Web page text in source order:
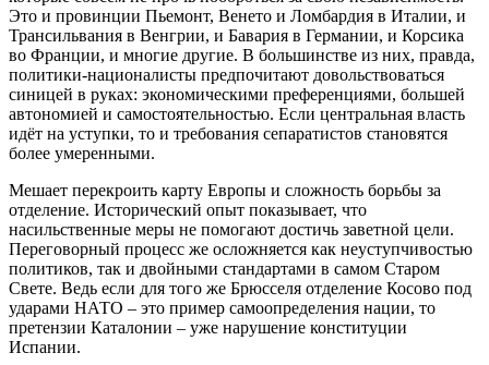
Это и провинции Пьемонт, Венето и Ломбардия в Италии, и
Трансильвания в Венгрии, и Бавария в Германии, и Корсика
во Франции, и многие другие. В большинстве из них, правда,
политики-националисты предпочитают довольствоваться
синицей в руках: экономическими преференциями, большей
автономией и самостоятельностью. Если центральная власть
идёт на уступки, то и требования сепаратистов становятся
более умеренными.
Мешает перекроить карту Европы и сложность борьбы за
отделение. Исторический опыт показывает, что
насильственные меры не помогают достичь заветной цели.
Переговорный процесс же осложняется как неуступчивостью
политиков, так и двойными стандартами в самом Старом
Свете. Ведь если для того же Брюсселя отделение Косово под
ударами НАТО – это пример самоопределения нации, то
претензии Каталонии – уже нарушение конституции
Испании.